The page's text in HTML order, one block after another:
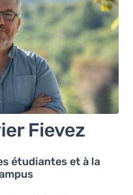
Fievez
étudiantes et à la